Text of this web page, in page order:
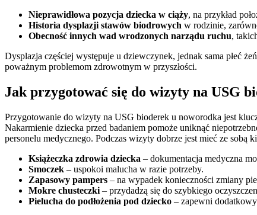
Nieprawidłowa pozycja dziecka w ciąży, na przykład
Historia dysplazji stawów biodrowych w rodzinie,
Obecność innych wad wrodzonych narządu ruchu,
Dysplazja częściej występuje u dziewczynek, jednak sama płeć
poważnym problemom zdrowotnym w przyszłości.
Jak przygotować się do wizyty na USG
Przygotowanie do wizyty na USG bioderek u noworodka jest
Nakarmienie dziecka przed badaniem pomoże uniknąć
personelu medycznego. Podczas wizyty dobrze jest mieć ze sobą
Książeczka zdrowia dziecka – dokumentacja medyczna
Smoczek – uspokoi malucha w razie potrzeby.
Zapasowy pampers – na wypadek konieczności zmiany
Mokre chusteczki – przydadzą się do szybkiego
Pielucha do podłożenia pod dziecko – zapewni